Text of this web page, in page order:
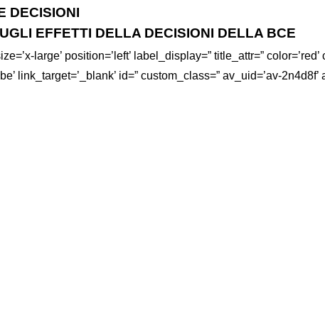
DECISIONI
EFFETTI DELLA DECISIONI DELLA BCE
large’ position=’left’ label_display=” title_attr=”
id=” custom_class=” av_uid=’av-2n4d8f’